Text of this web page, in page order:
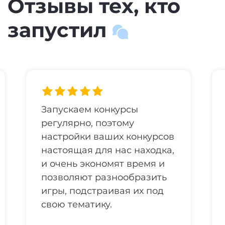
Отзывы тех, кто
запустил
Запускаем конкурсы
регулярно, поэтому
настройки ваших конкурсов
настоящая для нас находка,
и очень экономят время и
позволяют разнообразить
игры, подстраивая их под
свою тематику.